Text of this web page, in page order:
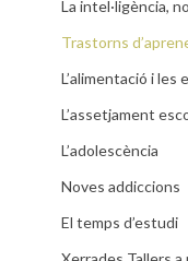
La intel·ligència,
Trastorns
L’alimentació i les
L’assetjament
L’adolescència
Noves addiccions
El temps d’estudi